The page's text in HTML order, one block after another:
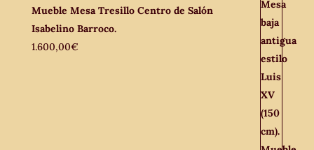
Mueble Mesa Tresillo Centro de Salón
Isabelino Barroco.
1.600,00€